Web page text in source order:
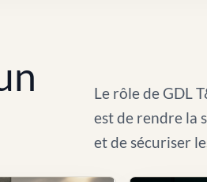
Le rôle de GDL
est de rendre la
et de sécuriser